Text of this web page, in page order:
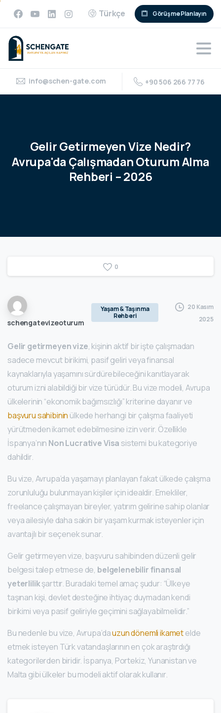
Türkçe Görüşme Planlayın
info@schen-gate.com +90 506 266 77 76
GelirGetirmeyenVize Nedir?
Avrupa'da ÇalışmadanOturumAlma
Rehberi –2026
0
schengatevizeoturum
Yaşam & Taşınma
Rehberi
20 Kasım
2025
Gelir getirmeyen vize, kişinin aktif bir işte çalışmadan
sadece mevcut birikimi, pasif geliri veya finansal
kaynaklarıyla yaşamını sürdürebileceğini kanıtlayarak
oturum izni alabildiği bir vize türüdür. Bu vize modeli, Avrupa
ülkelerinin “ekonomik bağımsızlığı” kriterine dayanır ve
başvuru sahibinin ülkede herhangi bir çalışma faaliyeti
yürütmeden ikamet edebilmesine izin verir. Özellikle
İspanya’nın Non Lucrative Visa sistemi bu kategoriye
dahildir.
Bu vize, Avrupa’da yaşamayı planlayan fakat ülkede çalışma
zorunluluğu bulunmayan kişiler için idealdir. Emekliler,
freelance çalışmayan bireyler, yatırım gelirine sahip olanlar
veya ailesiyle daha sakin bir yaşam kurmak isteyenler için
avantajlı bir seçenek sunar.
Gelir getirmeyen vize, başvuru sahibinden düzenli gelir
belgesi talep etmese de, belgelenebilir finansal
yeterlilikşarttır. Buradaki temel amaç şudur: “Ülkeye
taşınan kişi, devlet desteğine ihtiyaç duymadan kendi
birikimi veya pasif geliriyle geçimini sağlayabilmelidir.”
Bu nedenle bu vize, Avrupa’dauzun dönemli ikametelde
etmek isteyen Türk vatandaşlarının en çok araştırdığı
kategorilerden biridir. İspanya, Portekiz, Yunanistan ve
Malta gibi ülkeler bu modeli aktif olarak kullanır.